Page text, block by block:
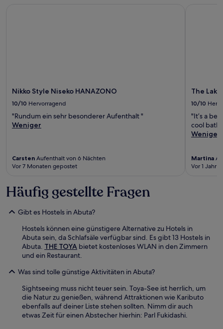
Nikko Style Niseko HANAZONO
10/10 Hervorragend
"Rundum ein sehr besonderer Aufenthalt "
Weniger
Carsten Aufenthalt von 6 Nächten
Vor 7 Monaten gepostet
The
10/10
"It’s a
cool bath
Weniger
Martina
Vor 1 Jahr
Häufig gestellte Fragen
Gibt es Hostels in Abuta?
Hostels können eine günstigere Alternative zu Hotels in
Abuta sein, da Schlafsäle verfügbar sind. Es gibt 13 Hostels in
Abuta. THE TOYA bietet kostenloses WLAN in den Zimmern
und ein Restaurant.
Was sind tolle günstige Aktivitäten in Abuta?
Sightseeing muss nicht teuer sein. Toya-See ist herrlich, um
die Natur zu genießen, während Attraktionen wie Kaributo
ebenfalls auf deiner Liste stehen sollten. Nimm dir auch
etwas Zeit für einen Abstecher hierhin: Parl Fukidashi.